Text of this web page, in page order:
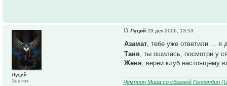
Луций 29 дек 2006, 13:53
Азамат , тебе уже ответили ...
Таня , ты ошилась, посмотри у
Женя , верни клуб настоящему
Чемпион Мира со сборной Голландии
Луций
Знаток